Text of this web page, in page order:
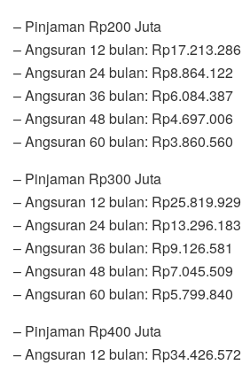
– Pinjaman Rp200 Juta
– Angsuran 12 bulan: Rp17.213.286
– Angsuran 24 bulan: Rp8.864.122
– Angsuran 36 bulan: Rp6.084.387
– Angsuran 48 bulan: Rp4.697.006
– Angsuran 60 bulan: Rp3.860.560
– Pinjaman Rp300 Juta
– Angsuran 12 bulan: Rp25.819.929
– Angsuran 24 bulan: Rp13.296.183
– Angsuran 36 bulan: Rp9.126.581
– Angsuran 48 bulan: Rp7.045.509
– Angsuran 60 bulan: Rp5.799.840
– Pinjaman Rp400 Juta
– Angsuran 12 bulan: Rp34.426.572